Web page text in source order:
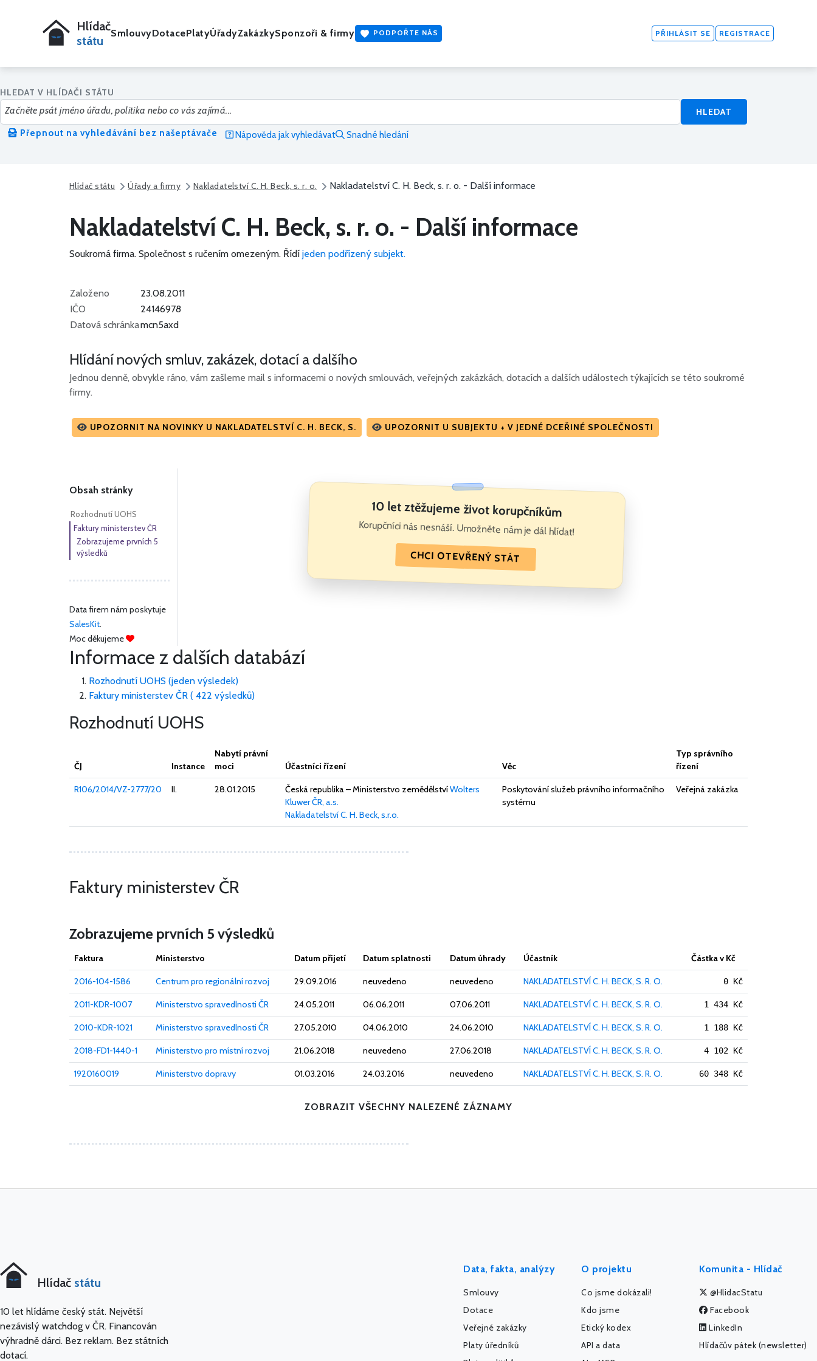
Hlídač
státu
SmlouvyDotacePlatyÚřadyZakázkySponzoři & firmy PODPOŘTE NÁS PŘIHLÁSIT SE REGISTRACE
HLEDAT V HLÍDAČI STÁTU
HLEDAT
Přepnout na vyhledávání bez našeptávače
Nápověda jak vyhledávat Snadné hledání
Hlídač státu Úřady a firmy Nakladatelství C. H. Beck, s. r. o. Nakladatelství C. H. Beck, s. r. o. - Další informace
Nakladatelství C. H. Beck, s. r. o. - Další informace
Soukromá firma. Společnost s ručením omezeným. Řídí jeden podřízený subjekt.
Založeno
23.08.2011
IČO
24146978
Datová schránkamcn5axd
Hlídání nových smluv, zakázek, dotací a dalšího
Jednou denně, obvykle ráno, vám zašleme mail s informacemi o nových smlouvách, veřejných zakázkách, dotacích a dalších událostech týkajících se této soukromé
firmy.
UPOZORNIT NA NOVINKY U NAKLADATELSTVÍ C. H. BECK, S. UPOZORNIT U SUBJEKTU + V JEDNÉ DCEŘINÉ SPOLEČNOSTI
Obsah stránky
Rozhodnutí UOHS
Faktury ministerstev ČR
Zobrazujeme prvních 5
výsledků
Data firem nám poskytuje
SalesKit.
Moc děkujeme
10 let ztěžujeme život korupčníkům
Korupčníci nás nesnáší. Umožněte nám je dál hlídat!
CHCI OTEVŘENÝ STÁT
Informace z dalších databází
Rozhodnutí UOHS (jeden výsledek)
Faktury ministerstev ČR ( 422 výsledků)
Rozhodnutí UOHS
ČJ Instance
Nabytí právní
moci
Účastníci řízení Věc
Typ správního
řízení
R106/2014/VZ-2777/20 II. 28.01.2015 Česká republika – Ministerstvo zemědělstvíWolters
Kluwer ČR, a.s.
Nakladatelství C. H. Beck, s.r.o.
Poskytování služeb právního informačního
systému
Veřejná zakázka
Faktury ministerstev ČR
Zobrazujeme prvních 5 výsledků
Faktura Ministerstvo Datum přijetí Datum splatnosti Datum úhrady Účastník Částka v Kč
2016-104-1586 Centrum pro regionální rozvoj 29.09.2016 neuvedeno neuvedeno NAKLADATELSTVÍ C. H. BECK, S. R. O. 0 Kč
2011-KDR-1007 Ministerstvo spravedlnosti ČR 24.05.2011 06.06.2011 07.06.2011 NAKLADATELSTVÍ C. H. BECK, S. R. O. 1 434 Kč
2010-KDR-1021 Ministerstvo spravedlnosti ČR 27.05.2010 04.06.2010 24.06.2010 NAKLADATELSTVÍ C. H. BECK, S. R. O. 1 188 Kč
2018-FD1-1440-1 Ministerstvo pro místní rozvoj 21.06.2018 neuvedeno 27.06.2018 NAKLADATELSTVÍ C. H. BECK, S. R. O. 4 102 Kč
1920160019 Ministerstvo dopravy 01.03.2016 24.03.2016 neuvedeno NAKLADATELSTVÍ C. H. BECK, S. R. O. 60 348 Kč
ZOBRAZIT VŠECHNY NALEZENÉ ZÁZNAMY
Hlídač státu
10 let hlídáme český stát. Největší
nezávislý watchdog v ČR. Financován
výhradně dárci. Bez reklam. Bez státních
dotací.
Data, fakta, analýzy
Smlouvy
Dotace
Veřejné zakázky
Platy úředníků
O projektu
Co jsme dokázali!
Kdo jsme
Etický kodex
API a data
Komunita - Hlídač
@HlidacStatu
Facebook
LinkedIn
Hlídačův pátek (newsletter)